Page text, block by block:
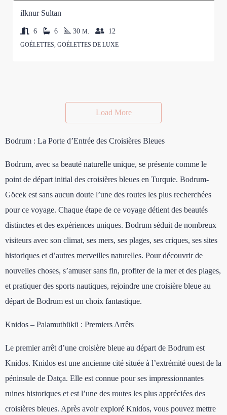
ilknur Sultan
6 6 30 M. 12
GOÉLETTES, GOÉLETTES DE LUXE
Load More
Bodrum : La Porte d’Entrée des Croisières Bleues
Bodrum, avec sa beauté naturelle unique, se présente comme le
point de départ initial des croisières bleues en Turquie. Bodrum-
Göcek est sans aucun doute l’une des routes les plus recherchées
pour ce voyage. Chaque étape de ce voyage détient des beautés
distinctes et des expériences uniques. Bodrum séduit de nombreux
visiteurs avec son climat, ses mers, ses plages, ses criques, ses sites
historiques et d’autres merveilles naturelles. Pour découvrir de
nouvelles choses, s’amuser sans fin, profiter de la mer et des plages,
et pratiquer des sports nautiques, rejoindre une croisière bleue au
départ de Bodrum est un choix fantastique.
Knidos – Palamutbükü : Premiers Arrêts
Le premier arrêt d’une croisière bleue au départ de Bodrum est
Knidos. Knidos est une ancienne cité située à l’extrémité ouest de la
péninsule de Datça. Elle est connue pour ses impressionnantes
ruines historiques et est l’une des routes les plus appréciées des
croisières bleues. Après avoir exploré Knidos, vous pouvez mettre